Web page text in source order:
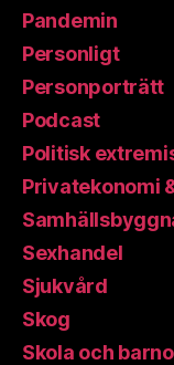
Pandemin
Personligt
Personporträtt
Podcast
Politisk
Privatekonomi
Sexhandel
Sjukvård
Skog
Skola och